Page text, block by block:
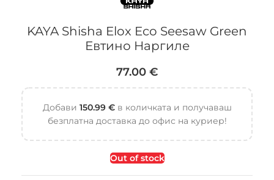
KAYA Shisha Elox Eco Seesaw Green
Евтино Наргиле
77.00 €
Добави 150.99 €в количката и получаваш
безплатна доставка до офис на куриер!
Out of stock